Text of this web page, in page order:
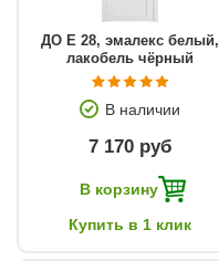
ДО E 28, эмалекс белый,
лакобель чёрный
В наличии
7 170 руб
В корзину
Купить в 1 клик